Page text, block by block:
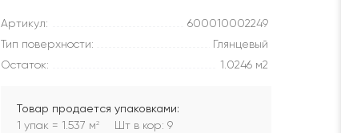
Артикул:
600010002249
Тип поверхности:
Глянцевый
Остаток:
1.0246 м2
Товар продается упаковками:
1 упак = 1.537 м2 Шт в кор: 9